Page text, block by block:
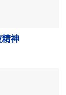
精神